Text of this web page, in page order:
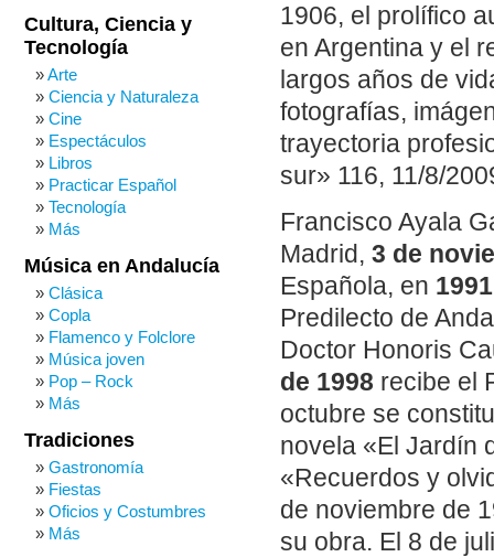
1906, el prolífico
en Argentina y el
largos años de
fotografías,
trayectoria
sur» 116, 11/8/
Francisco Ayala
Madrid, 3 de
Española, en
Predilecto de
Doctor Honoris
de 1998 recibe el
octubre se
novela «El Jardín
«Recuerdos y
de noviembre de
su obra. El 8 de
Cultura, Ciencia y
Tecnología
Arte
Ciencia y Naturaleza
Cine
Espectáculos
Libros
Practicar Español
Tecnología
Más
Música en Andalucía
Clásica
Copla
Flamenco y Folclore
Música joven
Pop – Rock
Más
Tradiciones
Gastronomía
Fiestas
Oficios y Costumbres
Más